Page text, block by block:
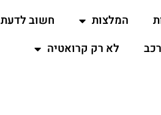
המלצות חשוב לדעת
לא רק קרואטיה